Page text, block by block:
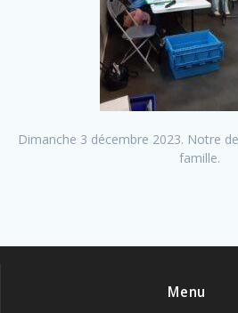
Dimanche 3 décembre 2023. Notre
famille.
Menu